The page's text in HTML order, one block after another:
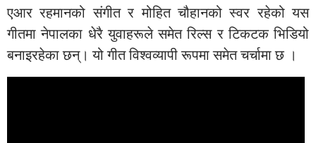
एआर रहमानको संगीत र मोहित चौहानको स्वर रहेको यस
गीतमा नेपालका धेरै युवाहरूले समेत रिल्स र टिकटक भिडियो
बनाइरहेका छन्। यो गीत विश्वव्यापी रूपमा समेत चर्चामा छ ।